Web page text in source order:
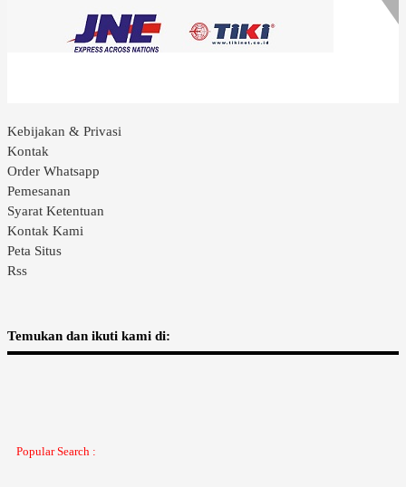
Kebijakan & Privasi
Kontak
Order Whatsapp
Pemesanan
Syarat Ketentuan
Kontak Kami
Peta Situs
Rss
Temukan dan ikuti kami di:
Popular Search :